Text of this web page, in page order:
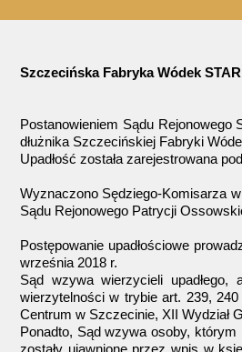
Szczecińska Fabryka Wódek
Postanowieniem Sądu
dłużnika Szczecińskiej Fabryki
Upadłość została zarejestrowana
Wyznaczono Sędziego-Komisarza
Sądu Rejonowego Patrycji
Postępowanie upadłościowe
września 2018 r.
Sąd wzywa wierzycieli
wierzytelności w trybie art. 239,
Centrum w Szczecinie, XII Wydział
Ponadto, Sąd wzywa osoby,